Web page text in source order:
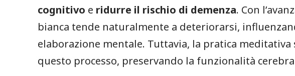
cognitivo e ridurre il rischio di demenza. Con
bianca tende naturalmente a deteriorarsi,
elaborazione mentale. Tuttavia, la pratica
questo processo, preservando la funzionalità